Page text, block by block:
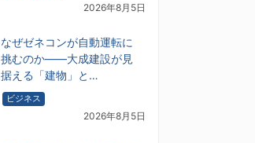
2026年8月5日
なぜゼネコンが自動運転に
挑むのか――大成建設が見
据える「建物」と…
ビジネス
2026年8月5日